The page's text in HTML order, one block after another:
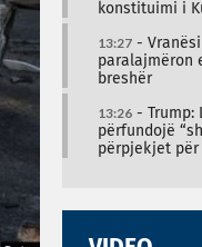
konstituimi i
13:27 -
paralajmëron
breshër
13:26 - Trump:
përfundojë
përpjekjet për